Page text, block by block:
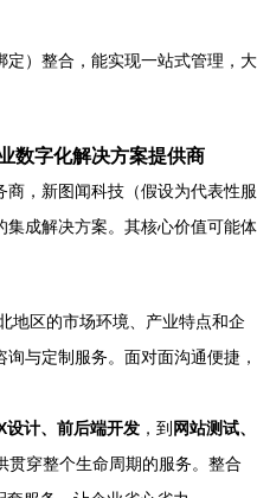
）整合，能实现一站式管理，大
数字化解决方案提供商
，新图闻科技（假设为代表性服
成解决方案。其核心价值可能体
地区的市场环境、产业特点和企
与定制服务。面对面沟通便捷，
设计、前后端开发 ，到 网站测试、
贯穿整个生命周期的服务。整合